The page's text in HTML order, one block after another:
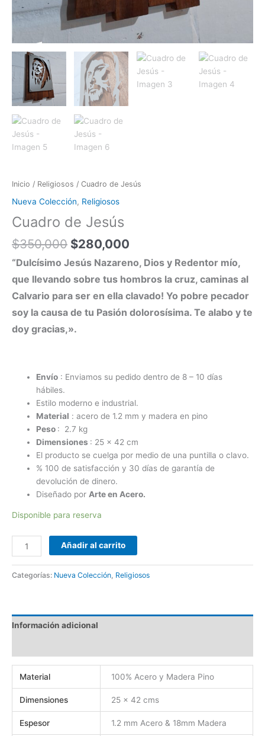
Inicio / Religiosos / Cuadro de Jesús
Nueva Colección, Religiosos
Cuadro de Jesús
$350,000 $280,000
“Dulcísimo Jesús Nazareno, Dios y Redentor mío,
que llevando sobre tus hombros la cruz, caminas al
Calvario para ser en ella clavado! Yo pobre pecador
soy la causa de tu Pasión dolorosísima. Te alabo y te
doy gracias,».
Envío : Enviamos su pedido dentro de 8 – 10 días
hábiles.
Estilo moderno e industrial.
Material : acero de 1.2 mm y madera en pino
Peso : 2.7 kg
Dimensiones : 25 x 42 cm
El producto se cuelga por medio de una puntilla o clavo.
% 100 de satisfacción y 30 días de garantía de
devolución de dinero.
Diseñado por Arte en Acero.
Disponible para reserva
Añadir al carrito
Categorías: Nueva Colección Religiosos
Información adicional
Material 100% Acero y Madera Pino
Dimensiones 25 x 42 cms
Espesor 1.2 mm Acero & 18mm Madera